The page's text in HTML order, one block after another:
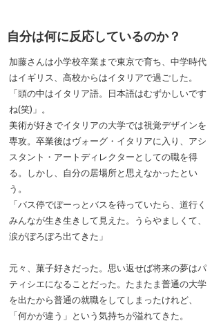
自分は何に反応しているのか？
加藤さんは小学校卒業まで東京で育ち、中学時代
はイギリス、高校からはイタリアで過ごした。
「頭の中はイタリア語。日本語はむずかしいです
ね(笑)」。
美術が好きでイタリアの大学では視覚デザインを
専攻。卒業後はヴォーグ・イタリアに入り、アシ
スタント・アートディレクターとしての職を得
る。しかし、自分の居場所と思えなかったとい
う。
「バス停でぼーっとバスを待っていたら、道行く
みんなが生き生きして見えた。うらやましくて、
涙がぼろぼろ出てきた」
元々、菓子好きだった。思い返せば将来の夢はパ
ティシエになることだった。たまたま普通の大学
を出たから普通の就職をしてしまったけれど、
「何かが違う」という気持ちが溢れてきた。